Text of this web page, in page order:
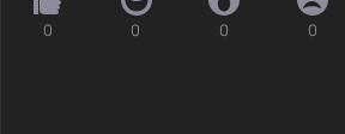
0 0 0 0